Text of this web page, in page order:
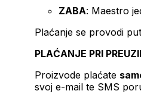
ZABA: Maestro
Plaćanje se provodi
PLAĆANJE PRI
Proizvode plaćate
svoj e-mail te SMS